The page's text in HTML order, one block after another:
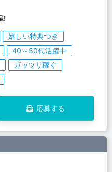
!
嬉しい特典つき
40～50代活躍中
ガッツリ稼ぐ
応募する